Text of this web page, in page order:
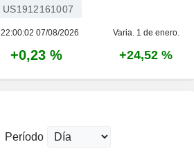
US1912161007
22:00:02 07/08/2026 Varia. 1 de enero.
+0,23 % +24,52 %
Período